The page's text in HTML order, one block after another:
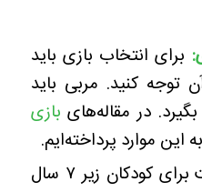
برای انتخاب بازی باید
توجه کنید. مربی باید
در مقاله‌های بازی
به این موارد پرداخته‌ایم.
بهتر است برای کودکان زیر ۷ سال